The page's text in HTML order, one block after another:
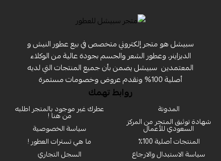
سبيشل هو متجر إلكتروني متخصص في بيع عطور النيش و
الديزاينر، وعطور الشعر والجسم بجودة عالية من الوكلاء
المعتمدين ‏ سبيشل يضمن بأن جميع المنتجات التي لديه
أصلية 100% ونقدم عروض وخصومات مستمرة
روابط تهمك
المدونة
شهادة توثيق المتجر من المركز
السعودي للأعمال
المنتجات أصلية 100٪
سياسة الاستبدال والارجاع
عطرك غير موجود بالمتجر اطلبه
من هنا !
سياسة الخصوصية
ما هي تسترات العطور !
السجل التجاري